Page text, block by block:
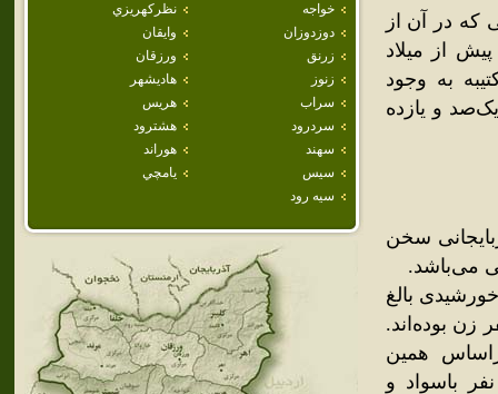
خواجه
نظركهريزي
دوزدوزان
وايقان
زرنق
ورزقان
زنوز
هاديشهر
سراب
هريس
سردرود
هشترود
سهند
هوراند
سيس
يامچي
سيه رود
که در آن از
است مربوط به‌حدود ۸۰۰ سال پیش از میلاد
به وجود
و یازده
سخن
می‌باشد.
اسکو برپایهٔ سرشماری عمومی نفوس و مسکن سال ۱۳۸۵ خورشیدی بالغ
بوده‌است که از این تعداد ۸٬۰۴۰ نفر مرد و ۸٬۱۰۰ نفر زن بوده‌اند.
بوده‌است. براساس همین
از مجموع ۱۶٬۱۴۰ نفر جمعیت ساکن اسکو، ۱۲٬۷۸۴ نفر باسواد و